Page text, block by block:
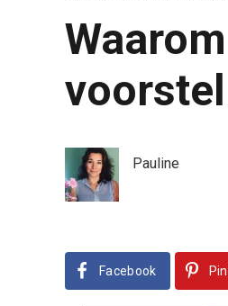
Pauline
Facebook